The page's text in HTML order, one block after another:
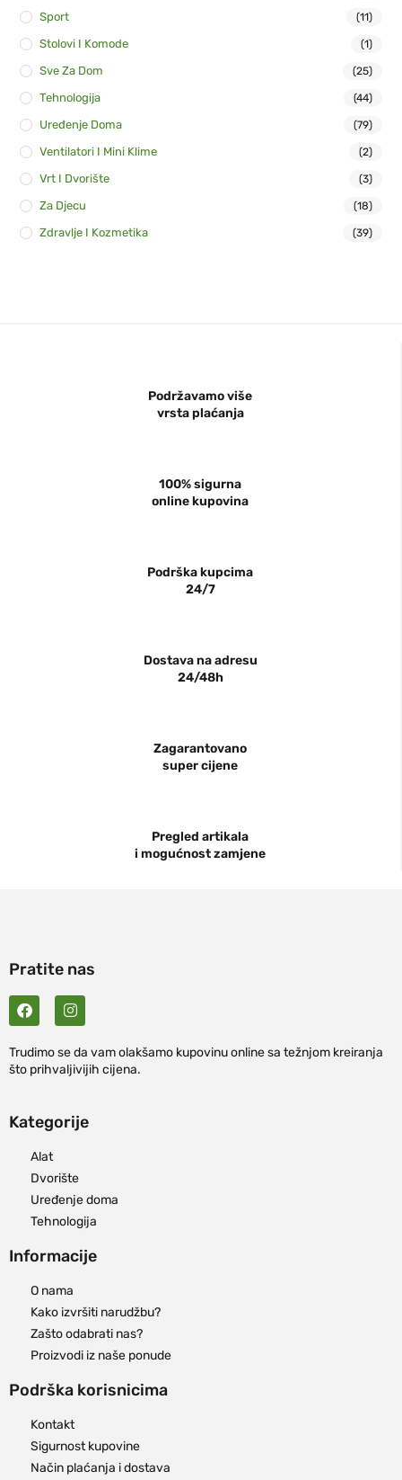
Sport (11)
Stolovi I Komode (1)
Sve Za Dom (25)
Tehnologija (44)
Uređenje Doma (79)
Ventilatori I Mini Klime (2)
Vrt I Dvorište (3)
Za Djecu (18)
Zdravlje I Kozmetika (39)
Podržavamo više
vrsta plaćanja
100% sigurna
online kupovina
Podrška kupcima
24/7
Dostava na adresu
24/48h
Zagarantovano
super cijene
Pregled artikala
i mogućnost zamjene
Pratite nas
Trudimo se da vam olakšamo kupovinu online sa težnjom kreiranja
što prihvaljivijih cijena.
Kategorije
Alat
Dvorište
Uređenje doma
Tehnologija
Informacije
O nama
Kako izvršiti narudžbu?
Zašto odabrati nas?
Proizvodi iz naše ponude
Podrška korisnicima
Kontakt
Sigurnost kupovine
Način plaćanja i dostava